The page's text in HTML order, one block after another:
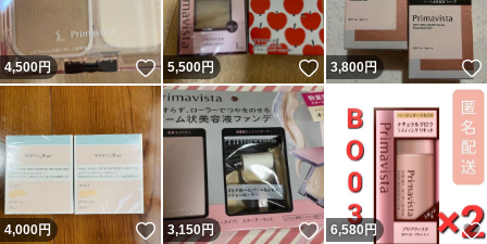
4,500円 いいね！
5,500円 いいね！
3,800円
4,000円 いいね！
3,150円 いいね！
6,580 円